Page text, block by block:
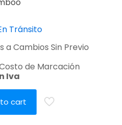
Tránsito
a Cambios Sin Previo
de Marcación
Iva
cart